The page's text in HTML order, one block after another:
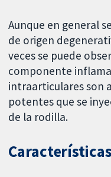
Aunque en general
de origen
veces se puede
componente
intraarticulares son
potentes que se
de la rodilla.